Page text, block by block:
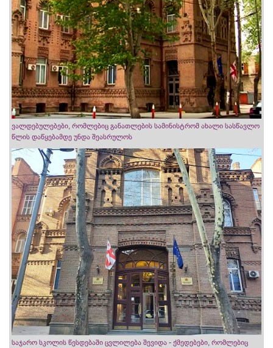
ვალდებულებები, რომლებიც განათლების სამინისტრომ ახალი სასწავლო
წლის დაწყებამდე უნდა შეასრულოს
საჯარო სკოლის წესდებაში ცვლილება შევიდა - ქმედებები, რომლებიც